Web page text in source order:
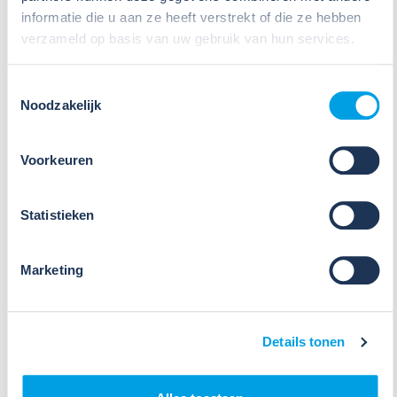
informatie die u aan ze heeft verstrekt of die ze hebben
verzameld op basis van uw gebruik van hun services.
Noodzakelijk
Voorkeuren
Statistieken
Marketing
Details tonen
Meer nieuws
VIB of WIK? Wat heb je nodig om